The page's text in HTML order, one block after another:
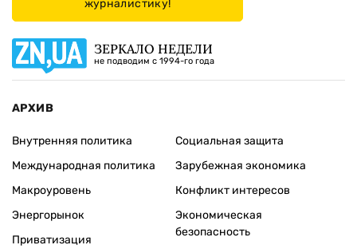
журналистику!
ЗЕРКАЛО НЕДЕЛИ
не подводим с 1994-го года
АРХИВ
Внутренняя политика
Международная политика
Макроуровень
Энергорынок
Приватизация
Социальная защита
Зарубежная экономика
Конфликт интересов
Экономическая
безопасность